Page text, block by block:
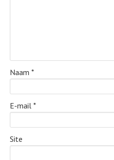
Naam *
E-mail *
Site